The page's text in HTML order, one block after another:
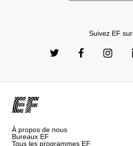
Suivez EF sur
À propos de nous
Bureaux EF
Tous les programmes EF